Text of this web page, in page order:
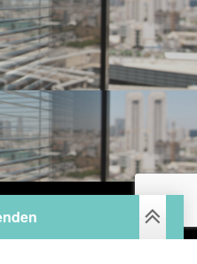
Co. KG • Landsberger Straße